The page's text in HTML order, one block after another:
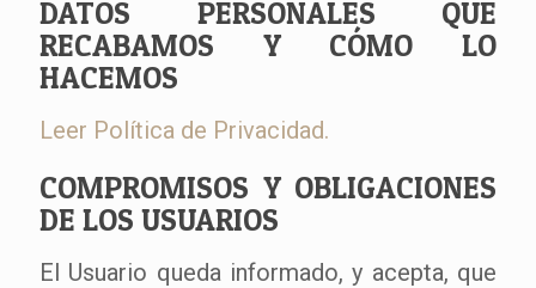
DATOS PERSONALES QUE
RECABAMOS Y CÓMO LO
HACEMOS
Leer Política de Privacidad.
COMPROMISOS Y OBLIGACIONES
DE LOS USUARIOS
El Usuario queda informado, y acepta, que